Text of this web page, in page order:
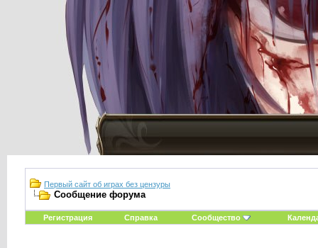
Первый сайт об играх без цензуры
Сообщение форума
Регистрация Справка Сообщество